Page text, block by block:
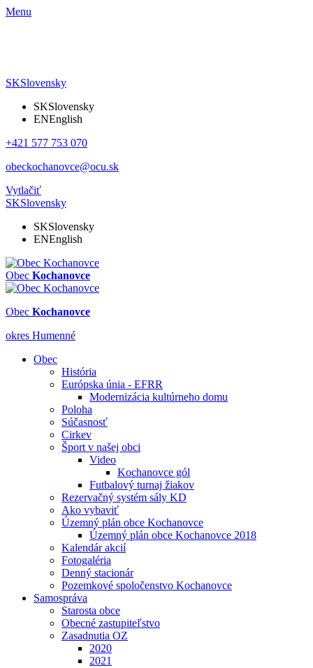
Menu
SKSlovensky
SKSlovensky
ENEnglish
+421 577 753 070
obeckochanovce@ocu.sk
Vytlačiť
SKSlovensky
SKSlovensky
ENEnglish
Obec Kochanovce
Obec Kochanovce
okres Humenné
Obec
História
Európska únia - EFRR
Modernizácia kultúrneho domu
Poloha
Súčasnosť
Cirkev
Šport v našej obci
Video
Kochanovce gól
Futbalový turnaj žiakov
Rezervačný systém sály KD
Ako vybaviť
Územný plán obce Kochanovce
Územný plán obce Kochanovce 2018
Kalendár akcií
Fotogaléria
Denný stacionár
Pozemkové spoločenstvo Kochanovce
Samospráva
Starosta obce
Obecné zastupiteľstvo
Zasadnutia OZ
2020
2021